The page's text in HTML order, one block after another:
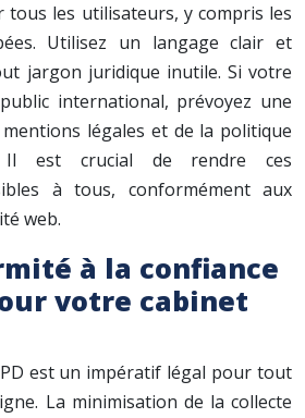
tous les utilisateurs, y compris les
Utilisez un langage clair et
jargon juridique inutile. Si votre
international, prévoyez une
légales et de la politique
Il est crucial de rendre ces
à tous, conformément aux
web.
à la confiance
votre cabinet
est un impératif légal pour tout
La minimisation de la collecte